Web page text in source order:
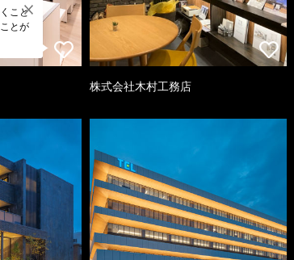
こと
とが
株式会社木村工務店